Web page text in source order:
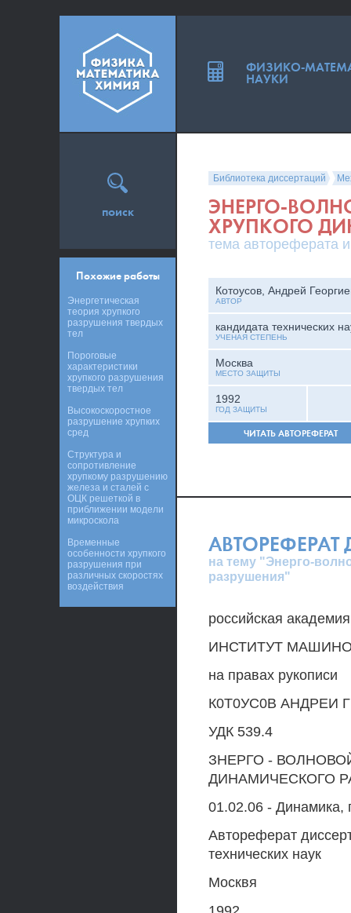
Библиотека диссертаций
ЭНЕРГО-
ХРУПКОГО
тема автореферата
Котоусов, Андрей
АВТОР
кандидата технических
УЧЕНАЯ СТЕПЕНЬ
Москва
МЕСТО ЗАЩИТЫ
1992
ГОД ЗАЩИТЫ
ЧИТАТЬ АВТОРЕФЕРАТ
АВТОРЕФЕРАТ
на тему "Энерго-
разрушения"
российская
ИНСТИТУТ
на правах рукописи
К0Т0УС0В АНДРЕИ
УДК 539.4
ЗНЕРГО -
ДИНАМИЧЕСКОГО
01.02.06 - Динамика,
Автореферат
технических наук
Москвя
поиск
Похожие работы
Энергетическая
теория хрупкого
разрушения твердых
тел
Пороговые
характеристики
хрупкого разрушения
твердых тел
Высокоскоростное
разрушение хрупких
сред
Структура и
сопротивление
хрупкому разрушению
железа и сталей с
ОЦК решеткой в
приближении модели
микроскола
Временные
особенности хрупкого
разрушения при
различных скоростях
воздействия
ФИЗИКО-
НАУКИ